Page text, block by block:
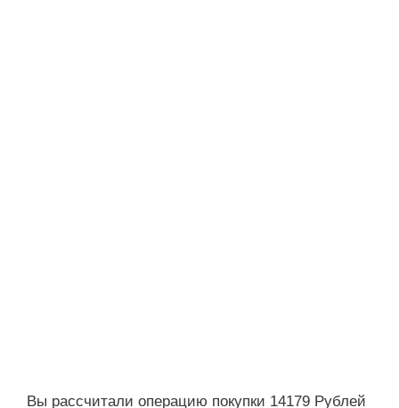
Вы рассчитали операцию покупки 14179 Рублей